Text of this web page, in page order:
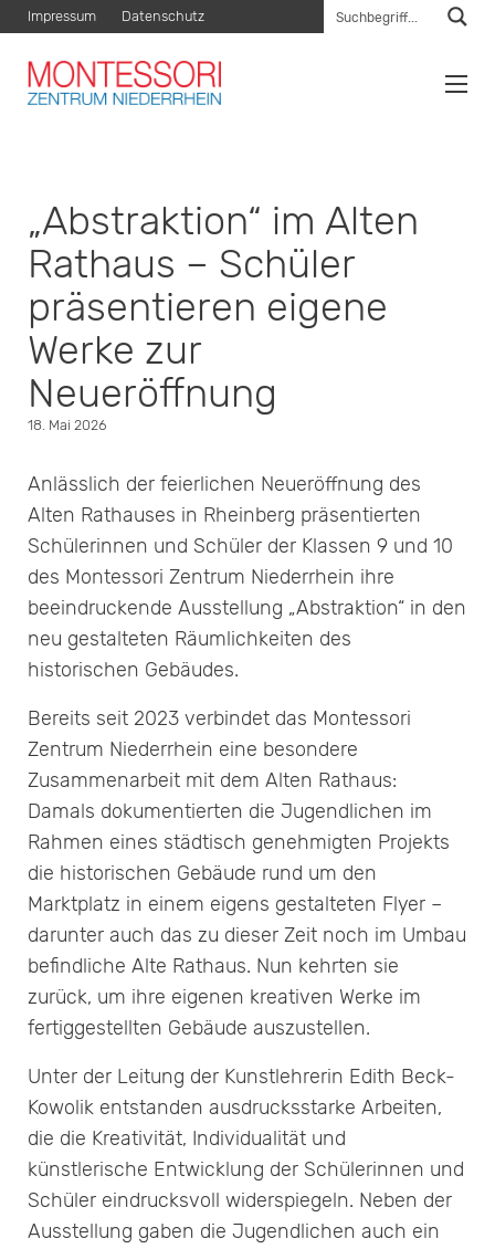
Impressum Datenschutz
„Abstraktion“ im Alten
Rathaus – Schüler
präsentieren eigene
Werke zur
Neueröffnung
18. Mai 2026
Anlässlich der feierlichen Neueröffnung des
Alten Rathauses in Rheinberg präsentierten
Schülerinnen und Schüler der Klassen 9 und 10
des Montessori Zentrum Niederrhein ihre
beeindruckende Ausstellung „Abstraktion“ in den
neu gestalteten Räumlichkeiten des
historischen Gebäudes.
Bereits seit 2023 verbindet das Montessori
Zentrum Niederrhein eine besondere
Zusammenarbeit mit dem Alten Rathaus:
Damals dokumentierten die Jugendlichen im
Rahmen eines städtisch genehmigten Projekts
die historischen Gebäude rund um den
Marktplatz in einem eigens gestalteten Flyer –
darunter auch das zu dieser Zeit noch im Umbau
befindliche Alte Rathaus. Nun kehrten sie
zurück, um ihre eigenen kreativen Werke im
fertiggestellten Gebäude auszustellen.
Unter der Leitung der Kunstlehrerin Edith Beck-
Kowolik entstanden ausdrucksstarke Arbeiten,
die die Kreativität, Individualität und
künstlerische Entwicklung der Schülerinnen und
Schüler eindrucksvoll widerspiegeln. Neben der
Ausstellung gaben die Jugendlichen auch ein